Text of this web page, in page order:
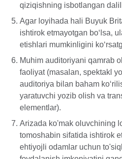
qiziqishning isbotlangan
Agar loyihada hali Buyuk
ishtirok etmayotgan bo‘lsa,
etishlari mumkinligini
Muhim auditoriyani qamrab
faoliyat (masalan, spektakl
auditoriya bilan baham
yaratuvchi yozib olish va
elementlar).
Arizada ko'mak oluvchining
tomoshabin sifatida ishtirok
ehtiyojli odamlar uchun